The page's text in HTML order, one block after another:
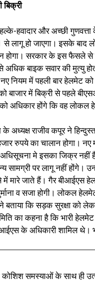
हवादार और अच्छी
लागू हो जाएगा। इसके बाद
होगा। सरकार के इस फैसले
बाइक सवार की मुत्यु
नियम में पहली बार हेलमेट
बाजार में बिक्री से पहले
को अधिकार होंगे कि वह
अध्यक्ष राजीव कपूर ने
रुपये का चालान होगा।
अधिसूचना मे इसका जिक्र नहीं
सामग्री पर लागू नहीं
मारे जाते हैं। गैर बीआईएस
व सजा होगी। लोकल
कि सड़क सुरक्षा को
का कहना है कि भारी
के अधिकारी शामिल थे।
समस्याओं के साथ ही